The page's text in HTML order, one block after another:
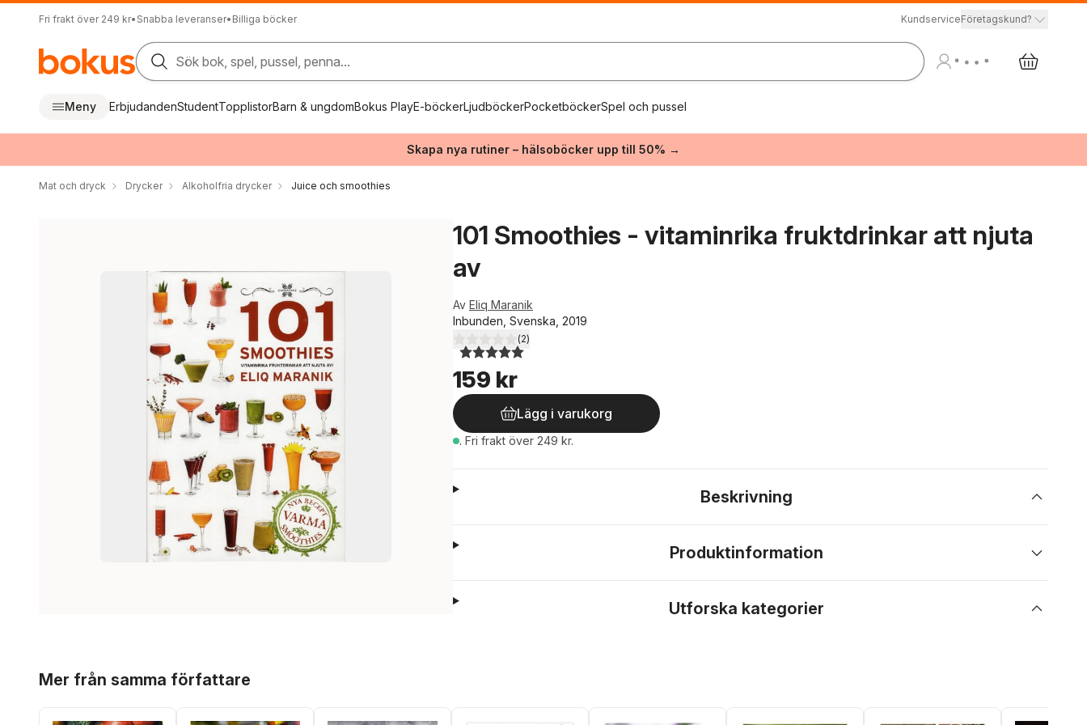
Fri frakt över 249 kr• Snabba leveranser• Billiga böcker KundserviceFöretagskund?
Sök bok, spel, pussel, penna...
Meny ErbjudandenStudentTopplistorBarn & ungdomBokus PlayE-böckerLjudböckerPocketböckerSpel och pussel
Skapa nya rutiner – hälsoböcker upp till 50% →
Mat och dryck Drycker Alkoholfria drycker Juice och smoothies
101 Smoothies - vitaminrika fruktdrinkar att njuta
av
Av Eliq Maranik
Inbunden, Svenska, 2019
5,0utav 5 stjärnor. Totalt antal röster:
(2)
159 kr
Lägg i varukorg
. Fri frakt över 249 kr.
Beskrivning
Produktinformation
Utforska kategorier
Mer från samma författare